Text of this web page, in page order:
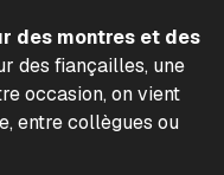
des montres et des
des fiançailles, une
occasion, on vient
entre collègues ou